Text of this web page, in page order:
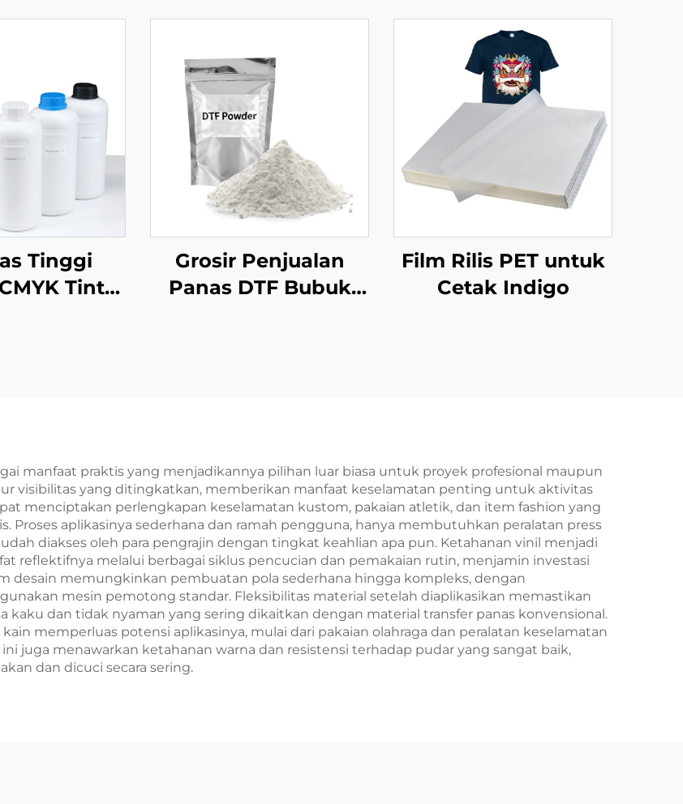
Tinggi
Tinta
Grosir Penjualan
Panas DTF Bubuk
Film Rilis PET untuk
Cetak Indigo
manfaat praktis yang menjadikannya pilihan luar biasa untuk proyek profesional maupun
visibilitas yang ditingkatkan, memberikan manfaat keselamatan penting untuk aktivitas
menciptakan perlengkapan keselamatan kustom, pakaian atletik, dan item fashion yang
Proses aplikasinya sederhana dan ramah pengguna, hanya membutuhkan peralatan press
diakses oleh para pengrajin dengan tingkat keahlian apa pun. Ketahanan vinil menjadi
reflektifnya melalui berbagai siklus pencucian dan pemakaian rutin, menjamin investasi
desain memungkinkan pembuatan pola sederhana hingga kompleks, dengan
mesin pemotong standar. Fleksibilitas material setelah diaplikasikan memastikan
kaku dan tidak nyaman yang sering dikaitkan dengan material transfer panas konvensional.
memperluas potensi aplikasinya, mulai dari pakaian olahraga dan peralatan keselamatan
juga menawarkan ketahanan warna dan resistensi terhadap pudar yang sangat baik,
dan dicuci secara sering.